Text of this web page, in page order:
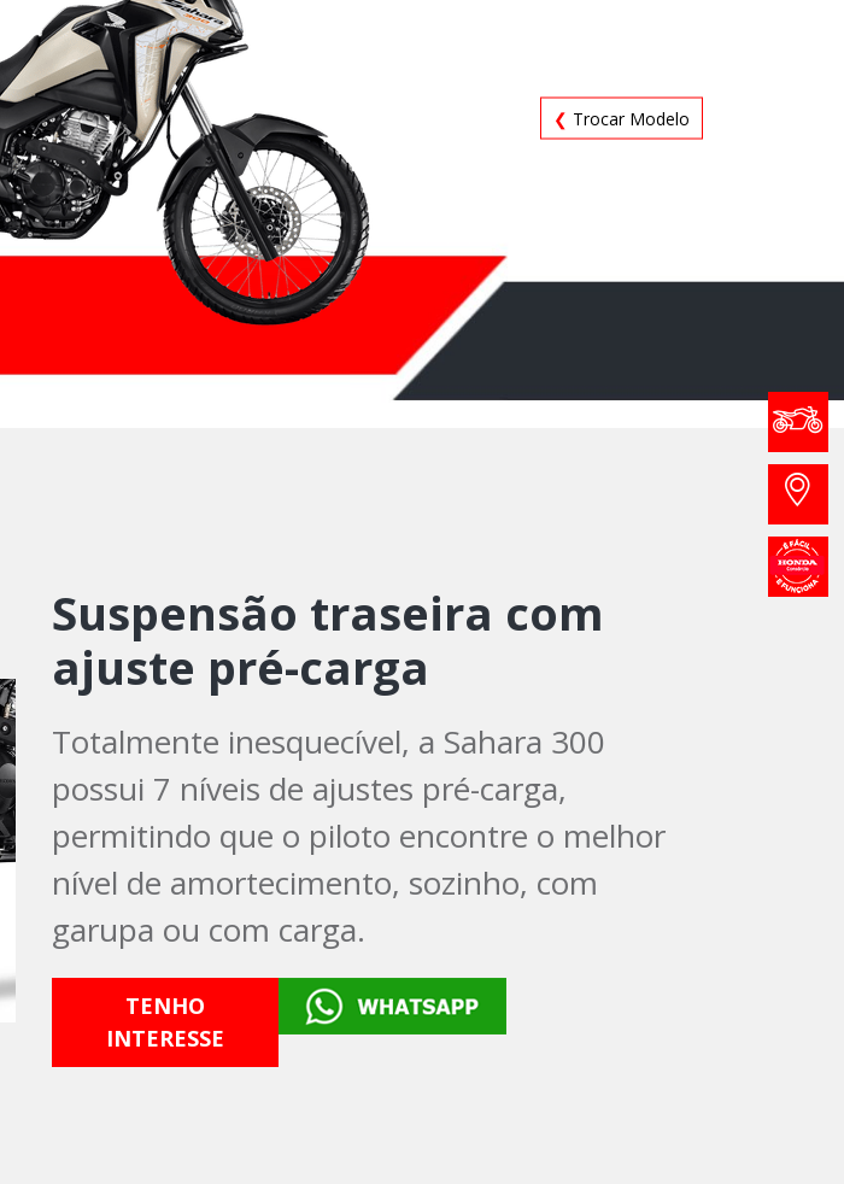
❮ Trocar Modelo
Suspensão traseira com
ajuste pré-carga
Totalmente inesquecível, a Sahara 300
possui 7 níveis de ajustes pré-carga,
permitindo que o piloto encontre o melhor
nível de amortecimento, sozinho, com
garupa ou com carga.
TENHO
INTERESSE